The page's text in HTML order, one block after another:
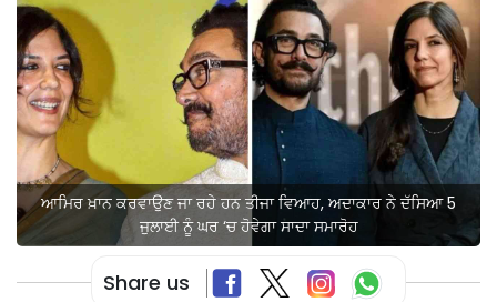
ਆਮਿਰ ਖ਼ਾਨ ਕਰਵਾਉਣ ਜਾ ਰਹੇ ਹਨ ਤੀਜਾ ਵਿਆਹ, ਅਦਾਕਾਰ ਨੇ ਦੱਸਿਆ 5
ਜੁਲਾਈ ਨੂੰ ਘਰ ‘ਚ ਹੋਵੇਗਾ ਸਾਦਾ ਸਮਾਰੋਹ
Share us